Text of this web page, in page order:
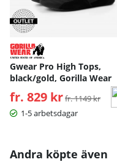
Gwear Pro High Tops,
black/gold, Gorilla Wear
fr. 829 kr Ordinarie pris:
fr. 1149 kr
1-5 arbetsdagar
Andra köpte även